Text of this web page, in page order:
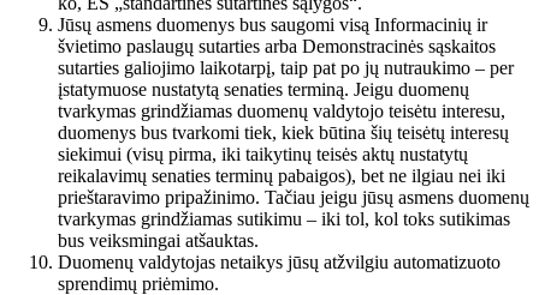
Jūsų asmens duomenys bus saugomi visą Informacinių ir
švietimo paslaugų sutarties arba Demonstracinės sąskaitos
sutarties galiojimo laikotarpį, taip pat po jų nutraukimo – per
įstatymuose nustatytą senaties terminą. Jeigu duomenų
tvarkymas grindžiamas duomenų valdytojo teisėtu interesu,
duomenys bus tvarkomi tiek, kiek būtina šių teisėtų interesų
siekimui (visų pirma, iki taikytinų teisės aktų nustatytų
reikalavimų senaties terminų pabaigos), bet ne ilgiau nei iki
prieštaravimo pripažinimo. Tačiau jeigu jūsų asmens duomenų
tvarkymas grindžiamas sutikimu – iki tol, kol toks sutikimas
bus veiksmingai atšauktas.
Duomenų valdytojas netaikys jūsų atžvilgiu automatizuoto
sprendimų priėmimo.